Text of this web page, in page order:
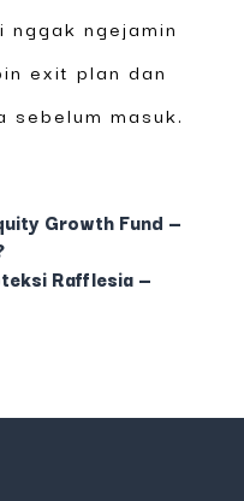
ngejamin
exit plan dan
sebelum masuk.
Growth Fund —
Rafflesia —